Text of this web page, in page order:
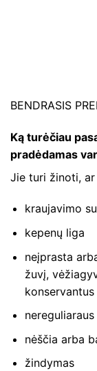
BENDRASIS
Ką turėčiau
pradėdamas
Jie turi žinoti,
kraujavimo
kepenų liga
neįprasta
žuvį,
konservantus
nėščia arba
žindymas